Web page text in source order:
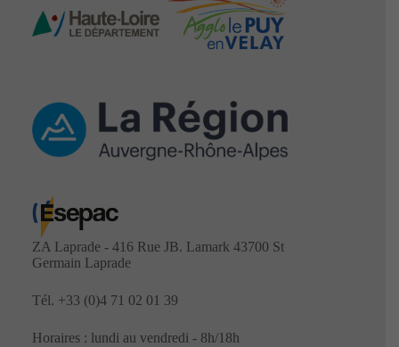
ZA Laprade - 416 Rue JB. Lamark 43700 St
Germain Laprade
Tél. +33 (0)4 71 02 01 39
Horaires : lundi au vendredi - 8h/18h